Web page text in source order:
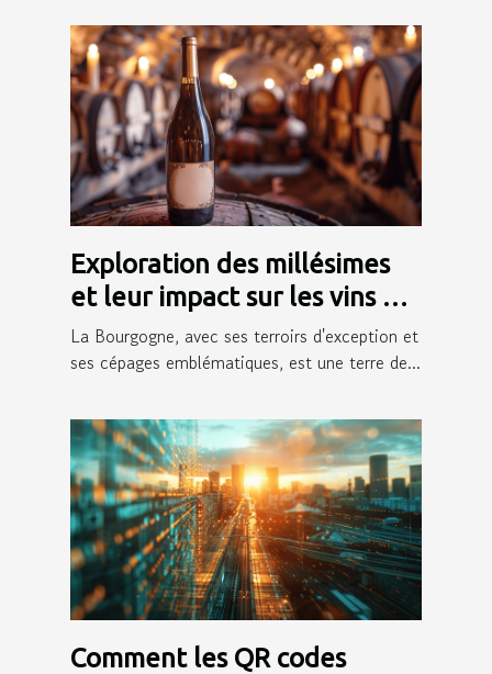
Exploration des millésimes
et leur impact sur les vins de
Bourgogne
La Bourgogne, avec ses terroirs d'exception et
ses cépages emblématiques, est une terre de...
Comment les QR codes